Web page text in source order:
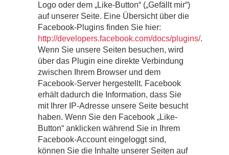
Logo oder dem „Like-Button“ („Gefällt mir“)
auf unserer Seite. Eine Übersicht über die
Facebook-Plugins finden Sie hier:
http://developers.facebook.com/docs/plugins/.
Wenn Sie unsere Seiten besuchen, wird
über das Plugin eine direkte Verbindung
zwischen Ihrem Browser und dem
Facebook-Server hergestellt. Facebook
erhält dadurch die Information, dass Sie
mit Ihrer IP-Adresse unsere Seite besucht
haben. Wenn Sie den Facebook „Like-
Button“ anklicken während Sie in Ihrem
Facebook-Account eingeloggt sind,
können Sie die Inhalte unserer Seiten auf